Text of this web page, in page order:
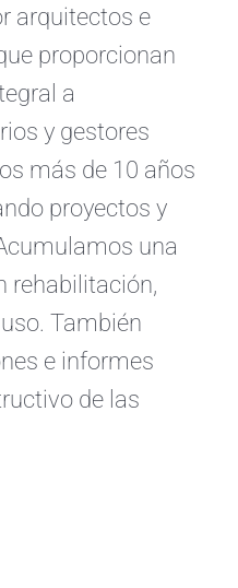
arquitectos e
proporcionan
a
y gestores
más de 10 años
proyectos y
una
rehabilitación,
También
e informes
de las